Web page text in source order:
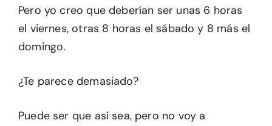
Pero yo creo que deberían ser unas 6 horas
el viernes, otras 8 horas el sábado y 8 más el
domingo.
¿Te parece demasiado?
Puede ser que así sea, pero no voy a